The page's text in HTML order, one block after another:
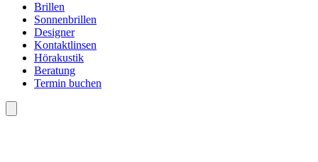
Brillen
Sonnenbrillen
Designer
Kontaktlinsen
Hörakustik
Beratung
Termin buchen